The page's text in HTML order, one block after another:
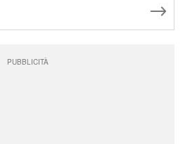
PUBBLICITÀ